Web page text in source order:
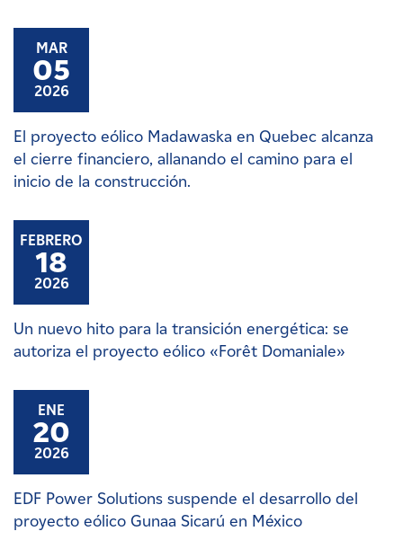
MAR
05
2026
El proyecto eólico Madawaska en Quebec alcanza
el cierre financiero, allanando el camino para el
inicio de la construcción.
FEBRERO
18
2026
Un nuevo hito para la transición energética: se
autoriza el proyecto eólico «Forêt Domaniale»
ENE
20
2026
EDF Power Solutions suspende el desarrollo del
proyecto eólico Gunaa Sicarú en México